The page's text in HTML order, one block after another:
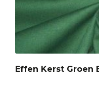
Effen Kerst Groen